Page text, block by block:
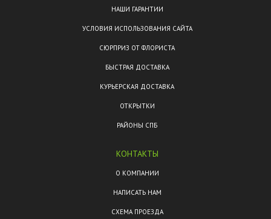
НАШИ ГАРАНТИИ
УСЛОВИЯ ИСПОЛЬЗОВАНИЯ САЙТА
СЮРПРИЗ ОТ ФЛОРИСТА
БЫСТРАЯ ДОСТАВКА
КУРЬЕРСКАЯ ДОСТАВКА
ОТКРЫТКИ
РАЙОНЫ СПБ
КОНТАКТЫ
О КОМПАНИИ
НАПИСАТЬ НАМ
СХЕМА ПРОЕЗДА